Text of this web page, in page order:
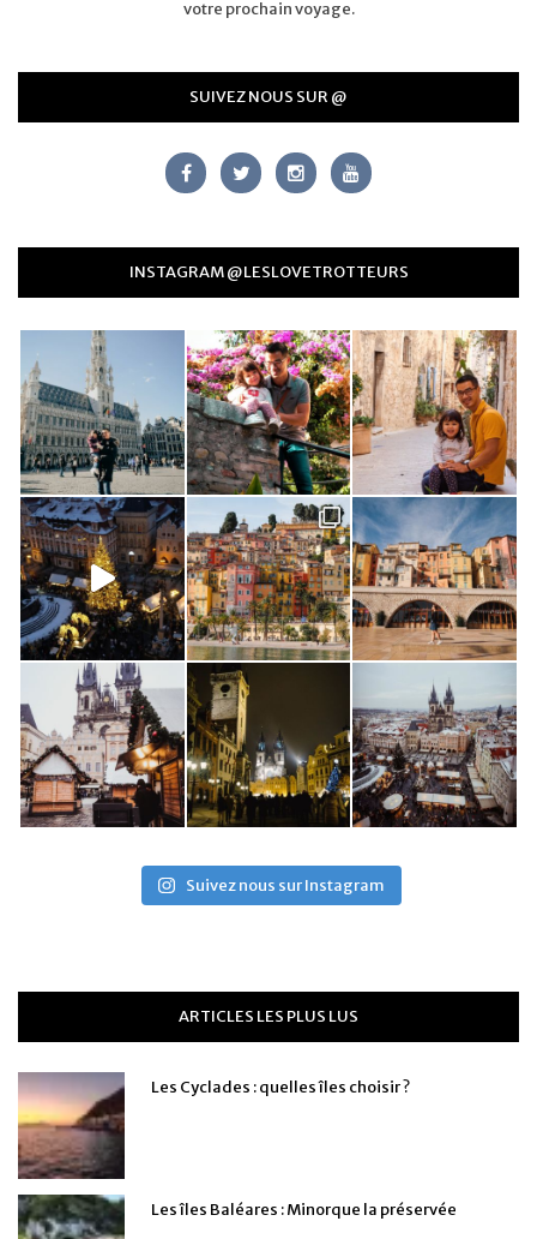
votre prochain voyage.
SUIVEZ NOUS SUR @
INSTAGRAM @LESLOVETROTTEURS
Suivez nous sur Instagram
ARTICLES LES PLUS LUS
Les Cyclades : quelles îles choisir ?
Les îles Baléares : Minorque la préservée